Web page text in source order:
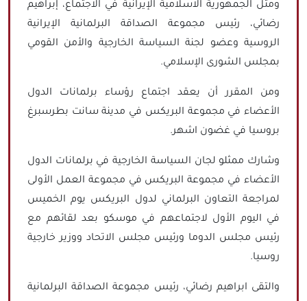
ومثل الجمهورية الاسلامية الإيرانية في الاجتماع، إبراهيم
رضائي، رئيس مجموعة الصداقة البرلمانية الإيرانية
الروسية وعضو لجنة السياسة الخارجية والأمن القومي
بمجلس الشورى الإسلامي.
ومن المقرر أن يعقد اجتماع رؤساء برلمانات الدول
الأعضاء في مجموعة البريكس في مدينة سانت بطرسبرغ
بروسيا في غضون اشهر.
وشارك ممثلو لجان السياسة الخارجية في برلمانات الدول
الأعضاء في مجموعة البريكس في مجموعة العمل الأولى
لمراجعة التعاون البرلماني لدول البريكس يوم الخميس
في اليوم الأول لاجتماعهم في موسكو بعد لقائهم مع
رئيس مجلس الدوما ورئيس مجلس الاتحاد ووزير خارجية
روسيا.
والتقى ابراهيم رضائي، رئيس مجموعة الصداقة البرلمانية